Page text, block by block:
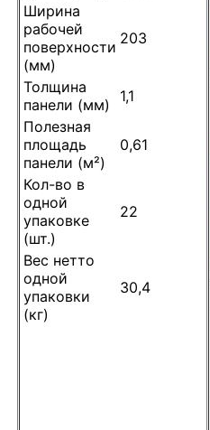
Ширина
рабочей
поверхности
(мм)
203
Толщина
панели (мм)
1,1
Полезная
площадь
панели (м²)
0,61
Кол-во в
одной
упаковке
(шт.)
22
Вес нетто
одной
упаковки
(кг)
30,4